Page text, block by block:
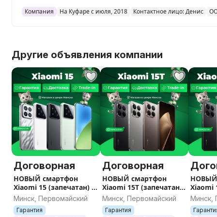
• Доставка день в день по Минску и по Беларуси —
Где мы находимся:
• Минск, пр-т Независимости, 94 (метро Московская)
• Работаем ежедневно: 9:00 – 21:00
--------------------------------------------
Подписывайтесь на нас:
• Сайт: 100NOUT.BY
• Instagram: instagram.com/100nout.by
Компания На Куфаре с июля, 2018 Контактное лицо: Денис
Другие объявления компании
Договорная
НОВЫЙ смартфон
Xiaomi 15 (запечатан) /
Гарантия / Все цвета /
Память
Минск, Первомайский
Гарантия
Договорная
НОВЫЙ смартфон
Xiaomi 15T (запечатан)
/ Гарантия / Все цвета /
Память
Минск, Первомайский
Гарантия
НОВЫЙ
Xiaomi
/ Все
Минск,